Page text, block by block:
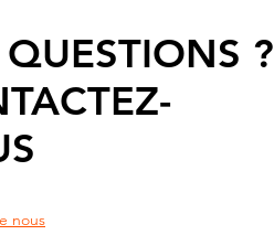
QUESTIONS ?
nous